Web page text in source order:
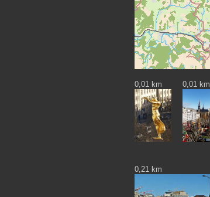
0,01 km 0,01 km
0,21 km